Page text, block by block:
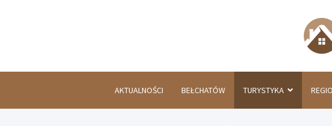
AKTUALNOŚCI BEŁCHATÓW TURYSTYKA